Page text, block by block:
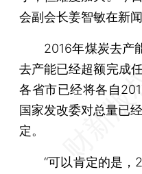
会副会长姜智敏在新
2016年煤炭去产能
去产能已经超额完成
各省市已经将各自
国家发改委对总量已
定。
“可以肯定的是，